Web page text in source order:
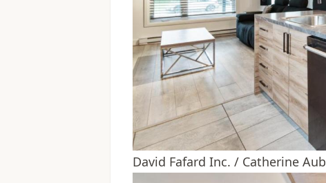
David Fafard Inc. / Catherine